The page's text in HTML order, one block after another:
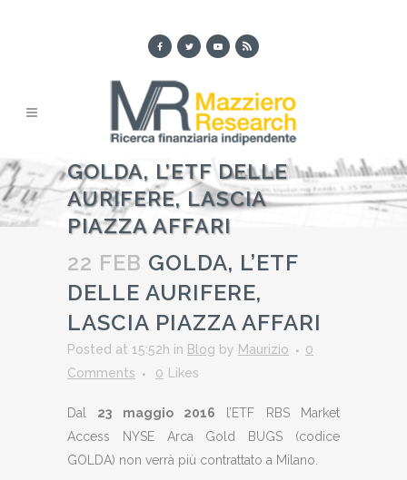
GOLDA, L’ETF DELLE
AURIFERE, LASCIA
PIAZZA AFFARI
22 FEB GOLDA, L’ETF
DELLE AURIFERE,
LASCIA PIAZZA AFFARI
Posted at 15:52h in Blog by Maurizio
0
Comments
0 Likes
Dal 23 maggio 2016 l’ETF RBS Market
Access NYSE Arca Gold BUGS (codice
GOLDA) non verrà più contrattato a Milano.